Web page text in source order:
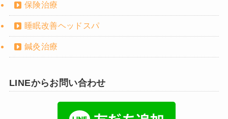
保険治療
睡眠改善ヘッドスパ
鍼灸治療
LINEからお問い合わせ